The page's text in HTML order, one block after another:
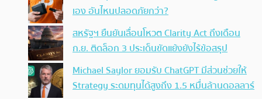
เอง อันไหนปลอดภัยกว่า?
สหรัฐฯ ยืนยันเลื่อนโหวต Clarity Act ถึงเดือน
ก.ย. ติดล็อก 3 ประเด็นขัดแย้งยังไร้ข้อสรุป
Michael Saylor ยอมรับ ChatGPT มีส่วนช่วยให้
Strategy ระดมทุนได้สูงถึง 1.5 หมื่นล้านดอลลาร์